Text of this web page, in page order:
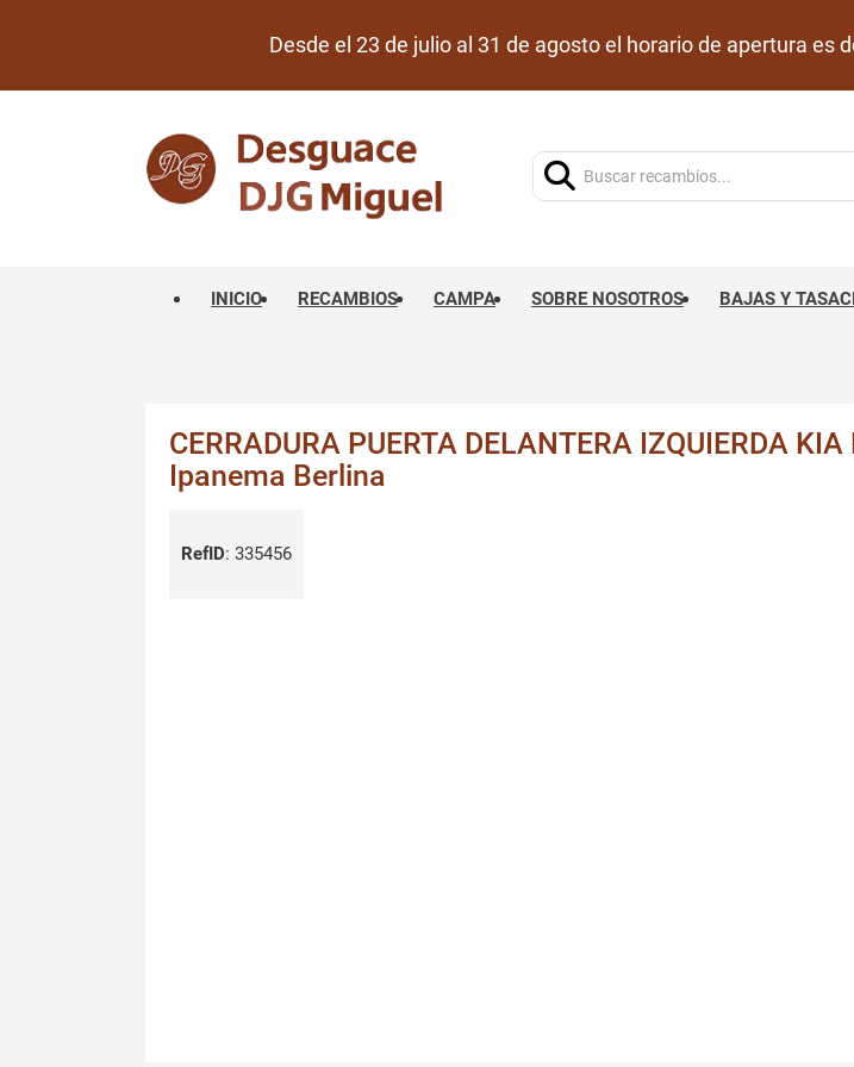
Desde el 23 de julio al 31 de agosto el horario de apertura
INICIO RECAMBIOS CAMPA SOBRE NOSOTROS BAJAS Y
CERRADURA PUERTA DELANTERA IZQUIERDA KIA
Ipanema Berlina
RefID: 335456